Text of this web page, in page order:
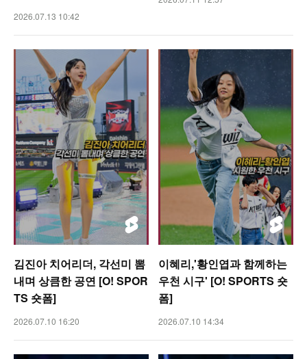
2026.07.13 10:42
김진아 치어리더, 각선미 뽐
내며 상큼한 공연 [O! SPOR
TS 숏폼]
2026.07.10 16:20
이혜리,'황인엽과 함께하는
우천 시구' [O! SPORTS 숏
폼]
2026.07.10 14:34